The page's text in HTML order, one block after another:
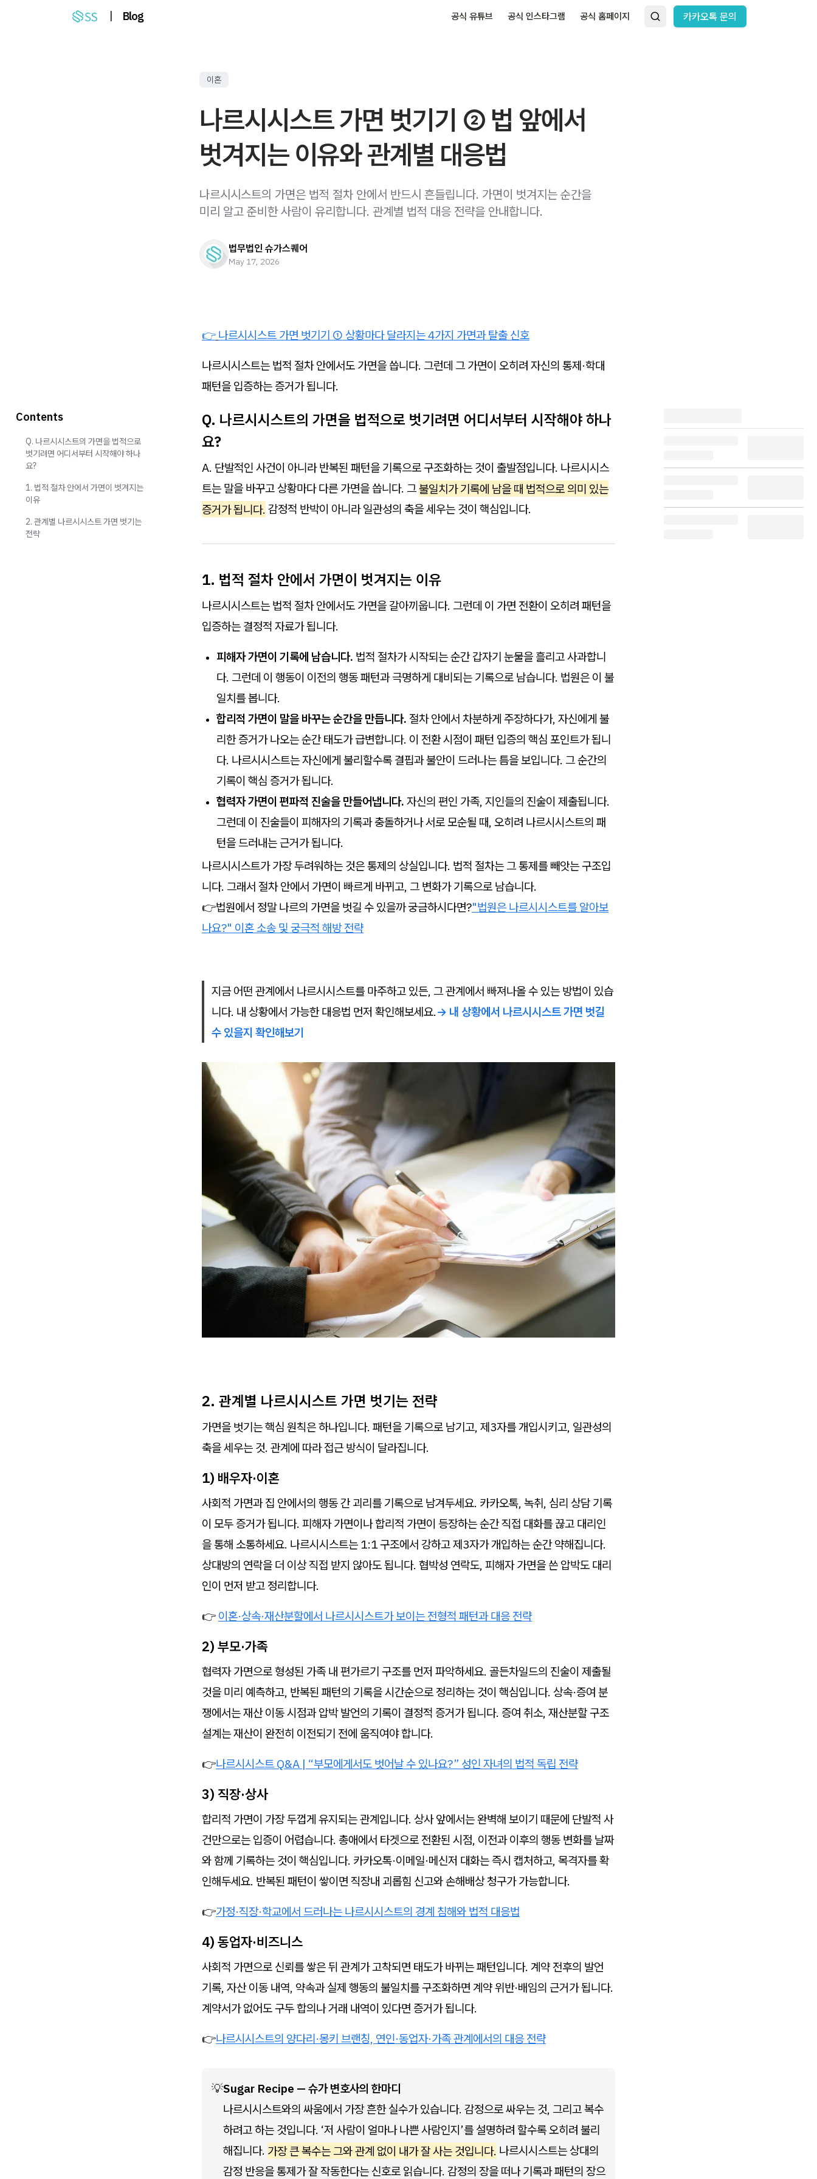
| Blog 공식 유튜브 공식 인스타그램 공식 홈페이지 카카오톡 문의
이혼
나르시시스트 가면 벗기기 ② 법 앞에서
벗겨지는 이유와 관계별 대응법
나르시시스트의 가면은 법적 절차 안에서 반드시 흔들립니다. 가면이 벗겨지는 순간을
미리 알고 준비한 사람이 유리합니다. 관계별 법적 대응 전략을 안내합니다.
법무법인 슈가스퀘어
May 17, 2026
👉 나르시시스트 가면 벗기기 ① 상황마다 달라지는 4가지 가면과 탈출 신호
나르시시스트는 법적 절차 안에서도 가면을 씁니다. 그런데 그 가면이 오히려 자신의 통제·학대
패턴을 입증하는 증거가 됩니다.
Q. 나르시시스트의 가면을 법적으로 벗기려면 어디서부터 시작해야 하나
요?
A. 단발적인 사건이 아니라 반복된 패턴을 기록으로 구조화하는 것이 출발점입니다. 나르시시스
트는 말을 바꾸고 상황마다 다른 가면을 씁니다. 그불일치가 기록에 남을 때 법적으로 의미 있는
증거가 됩니다. 감정적 반박이 아니라 일관성의 축을 세우는 것이 핵심입니다.
1. 법적 절차 안에서 가면이 벗겨지는 이유
나르시시스트는 법적 절차 안에서도 가면을 갈아끼웁니다. 그런데 이 가면 전환이 오히려 패턴을
입증하는 결정적 자료가 됩니다.
피해자 가면이 기록에 남습니다. 법적 절차가 시작되는 순간 갑자기 눈물을 흘리고 사과합니
다. 그런데 이 행동이 이전의 행동 패턴과 극명하게 대비되는 기록으로 남습니다. 법원은 이 불
일치를 봅니다.
합리적 가면이 말을 바꾸는 순간을 만듭니다. 절차 안에서 차분하게 주장하다가, 자신에게 불
리한 증거가 나오는 순간 태도가 급변합니다. 이 전환 시점이 패턴 입증의 핵심 포인트가 됩니
다. 나르시시스트는 자신에게 불리할수록 결핍과 불안이 드러나는 틈을 보입니다. 그 순간의
기록이 핵심 증거가 됩니다.
협력자 가면이 편파적 진술을 만들어냅니다. 자신의 편인 가족, 지인들의 진술이 제출됩니다.
그런데 이 진술들이 피해자의 기록과 충돌하거나 서로 모순될 때, 오히려 나르시시스트의 패
턴을 드러내는 근거가 됩니다.
나르시시스트가 가장 두려워하는 것은 통제의 상실입니다. 법적 절차는 그 통제를 빼앗는 구조입
니다. 그래서 절차 안에서 가면이 빠르게 바뀌고, 그 변화가 기록으로 남습니다.
👉법원에서 정말 나르의 가면을 벗길 수 있을까 궁금하시다면?"법원은 나르시시스트를 알아보
나요?" 이혼 소송 및 궁극적 해방 전략
지금 어떤 관계에서 나르시시스트를 마주하고 있든, 그 관계에서 빠져나올 수 있는 방법이 있습
니다. 내 상황에서 가능한 대응법 먼저 확인해보세요.→ 내 상황에서 나르시시스트 가면 벗길
수 있을지 확인해보기
2. 관계별 나르시시스트 가면 벗기는 전략
가면을 벗기는 핵심 원칙은 하나입니다. 패턴을 기록으로 남기고, 제3자를 개입시키고, 일관성의
축을 세우는 것. 관계에 따라 접근 방식이 달라집니다.
1) 배우자·이혼
사회적 가면과 집 안에서의 행동 간 괴리를 기록으로 남겨두세요. 카카오톡, 녹취, 심리 상담 기록
이 모두 증거가 됩니다. 피해자 가면이나 합리적 가면이 등장하는 순간 직접 대화를 끊고 대리인
을 통해 소통하세요. 나르시시스트는 1:1 구조에서 강하고 제3자가 개입하는 순간 약해집니다.
상대방의 연락을 더 이상 직접 받지 않아도 됩니다. 협박성 연락도, 피해자 가면을 쓴 압박도 대리
인이 먼저 받고 정리합니다.
👉 이혼·상속·재산분할에서 나르시시스트가 보이는 전형적 패턴과 대응 전략
2) 부모·가족
협력자 가면으로 형성된 가족 내 편가르기 구조를 먼저 파악하세요. 골든차일드의 진술이 제출될
것을 미리 예측하고, 반복된 패턴의 기록을 시간순으로 정리하는 것이 핵심입니다. 상속·증여 분
쟁에서는 재산 이동 시점과 압박 발언의 기록이 결정적 증거가 됩니다. 증여 취소, 재산분할 구조
설계는 재산이 완전히 이전되기 전에 움직여야 합니다.
👉나르시시스트 Q&A | “부모에게서도 벗어날 수 있나요?” 성인 자녀의 법적 독립 전략
3) 직장·상사
합리적 가면이 가장 두껍게 유지되는 관계입니다. 상사 앞에서는 완벽해 보이기 때문에 단발적 사
건만으로는 입증이 어렵습니다. 총애에서 타겟으로 전환된 시점, 이전과 이후의 행동 변화를 날짜
와 함께 기록하는 것이 핵심입니다. 카카오톡·이메일·메신저 대화는 즉시 캡처하고, 목격자를 확
인해두세요. 반복된 패턴이 쌓이면 직장내 괴롭힘 신고와 손해배상 청구가 가능합니다.
👉가정·직장·학교에서 드러나는 나르시시스트의 경계 침해와 법적 대응법
4) 동업자·비즈니스
사회적 가면으로 신뢰를 쌓은 뒤 관계가 고착되면 태도가 바뀌는 패턴입니다. 계약 전후의 발언
기록, 자산 이동 내역, 약속과 실제 행동의 불일치를 구조화하면 계약 위반·배임의 근거가 됩니다.
계약서가 없어도 구두 합의나 거래 내역이 있다면 증거가 됩니다.
👉나르시시스트의 양다리·몽키 브랜칭, 연인·동업자·가족 관계에서의 대응 전략
💡Sugar Recipe — 슈가 변호사의 한마디
나르시시스트와의 싸움에서 가장 흔한 실수가 있습니다. 감정으로 싸우는 것, 그리고 복수
하려고 하는 것입니다. ‘저 사람이 얼마나 나쁜 사람인지’를 설명하려 할수록 오히려 불리
해집니다. 가장 큰 복수는 그와 관계 없이 내가 잘 사는 것입니다. 나르시시스트는 상대의
감정 반응을 통제가 잘 작동한다는 신호로 읽습니다. 감정의 장을 떠나 기록과 패턴의 장으
Contents
Q. 나르시시스트의 가면을 법적으로
벗기려면 어디서부터 시작해야 하나
요?
1. 법적 절차 안에서 가면이 벗겨지는
이유
2. 관계별 나르시시스트 가면 벗기는
전략